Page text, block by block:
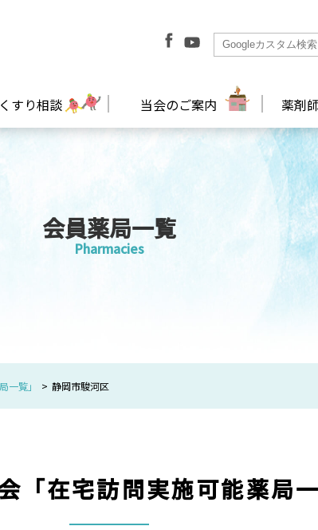
すり相談 当会のご案内 薬剤
会員薬局一覧
Pharmacies
一覧」 静岡市駿河区
「在宅訪問実施可能薬局一